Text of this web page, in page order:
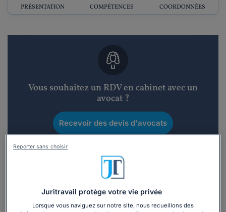
PRÉSENTATION COMPÉTENCES COORDONNÉES
Vous souhaitez un RDV en cabinet avec un
avocat ?
Recevoir des devis d'avocats
Juritravail protège votre vie privée
Lorsque vous naviguez sur notre site, nous recueillons des
Reporter sans choisir